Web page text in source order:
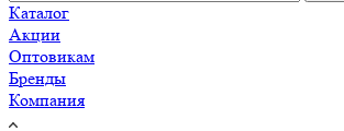
Каталог
Акции
Оптовикам
Бренды
Компания